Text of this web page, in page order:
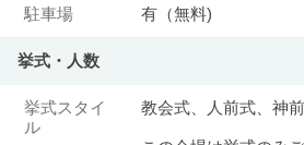
駐車場 有（無料)
挙式・人数
挙式スタイ
ル
教会式、人前式、神